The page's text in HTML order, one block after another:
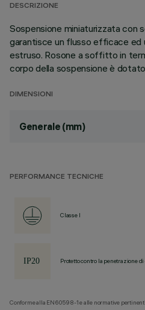
DESCRIZIONE
Sospensione miniaturizzata con
garantisce un flusso efficace ed
estruso. Rosone a soffitto in
corpo della sospensione è
DIMENSIONI
Generale (mm)
PERFORMANCE TECNICHE
Classe I
Protetto contro la penetrazione
Conforme alla EN60598-1 e alle normative